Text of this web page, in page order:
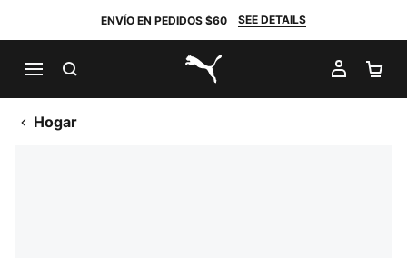
ENVÍO EN PEDIDOS $60 SEE DETAILS
PUMA.com
MI
Hogar